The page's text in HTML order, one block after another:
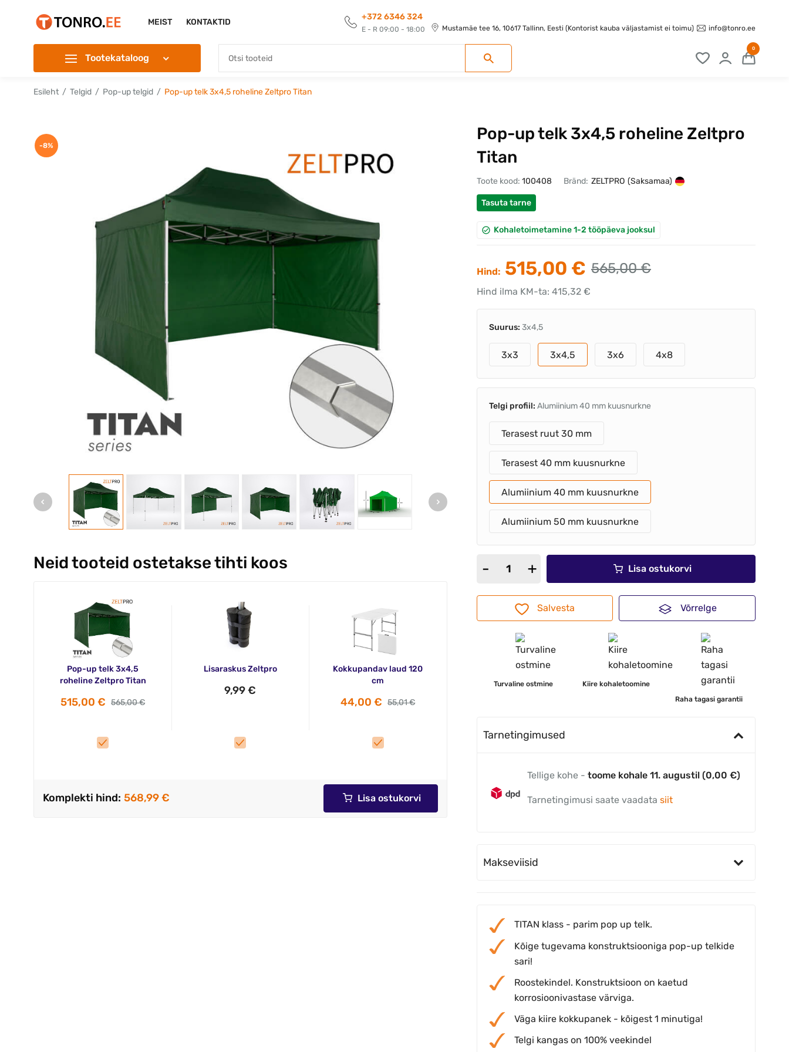
MEIST KONTAKTID
+372 6346 324
E - R 09:00 - 18:00 Mustamäe tee 16, 10617 Tallinn, Eesti (Kontorist kauba väljastamist ei toimu) info@tonro.ee
Tootekataloog
0
Esileht Telgid Pop-up telgid Pop-up telk 3x4,5 roheline Zeltpro Titan
-8%
Neid tooteid ostetakse tihti koos
Pop-up telk 3x4,5
roheline Zeltpro Titan
515,00 € 565,00 €
Lisaraskus Zeltpro
9,99 €
Kokkupandav laud 120
cm
44,00 € 55,01 €
Komplekti hind: 568,99 € Lisa ostukorvi
Pop-up telk 3x4,5 roheline Zeltpro
Titan
Toote kood: 100408 Bränd: ZELTPRO (Saksamaa)
Tasuta tarne
Kohaletoimetamine 1-2 tööpäeva jooksul
Hind: 515,00 € 565,00 €
Hind ilma KM-ta: 415,32 €
Suurus: 3x4,5
3x3 3x4,5 3x6 4x8
Telgi profiil: Alumiinium 40 mm kuusnurkne
Terasest ruut 30 mm
Terasest 40 mm kuusnurkne
Alumiinium 40 mm kuusnurkne
Alumiinium 50 mm kuusnurkne
Lisa ostukorvi
Salvesta Võrrelge
Turvaline ostmine
Kiire kohaletoomine
Raha tagasi garantii
Tarnetingimused
Tellige kohe -toome kohale 11. augustil (0,00 €)
Tarnetingimusi saate vaadatasiit
Makseviisid
TITAN klass - parim pop up telk.
Kõige tugevama konstruktsiooniga pop-up telkide
sari!
Roostekindel. Konstruktsioon on kaetud
korrosioonivastase värviga.
Väga kiire kokkupanek - kõigest 1 minutiga!
Telgi kangas on 100% veekindel